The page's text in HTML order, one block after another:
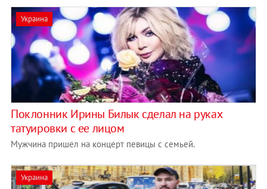
Украина
Поклонник Ирины Билык сделал на руках
татуировки с ее лицом
Мужчина пришел на концерт певицы с семьей.
Украина